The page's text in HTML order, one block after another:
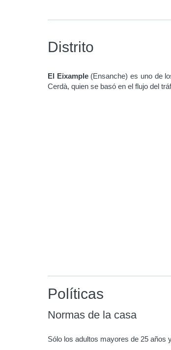
Distrito
El Eixample(Ensanche) es uno de
Cerdà, quien se basó en el flujo del
Políticas
Normas de la casa
Sólo los adultos mayores de 25 años